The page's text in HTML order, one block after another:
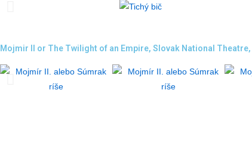
Mojmir II or The Twilight of an Empire, Slovak National